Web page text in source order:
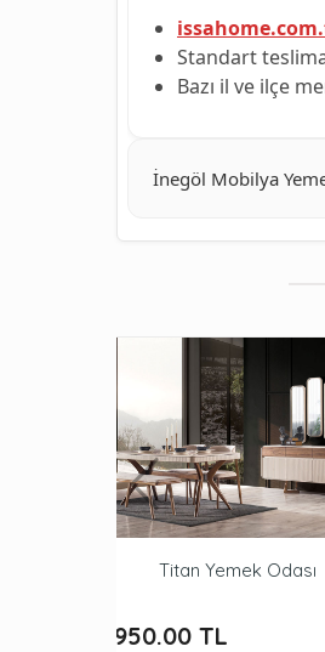
Standart
Bazı il ve ilçe
İnegöl Mobilya
Titan Yemek Odası
89,950.00 TL